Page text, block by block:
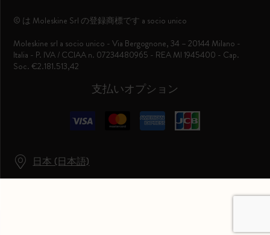
日本 (日本語)
支払いオプション
© は Moleskine Srl の登録商標です a socio unico
Moleskine srl a socio unico - Via Bergognone, 34 – 20144 Milano -
Italia - P. IVA / CCIAA n. 07234480965 - REA MI 1945400 - Cap.
Soc. €2.181.513,42